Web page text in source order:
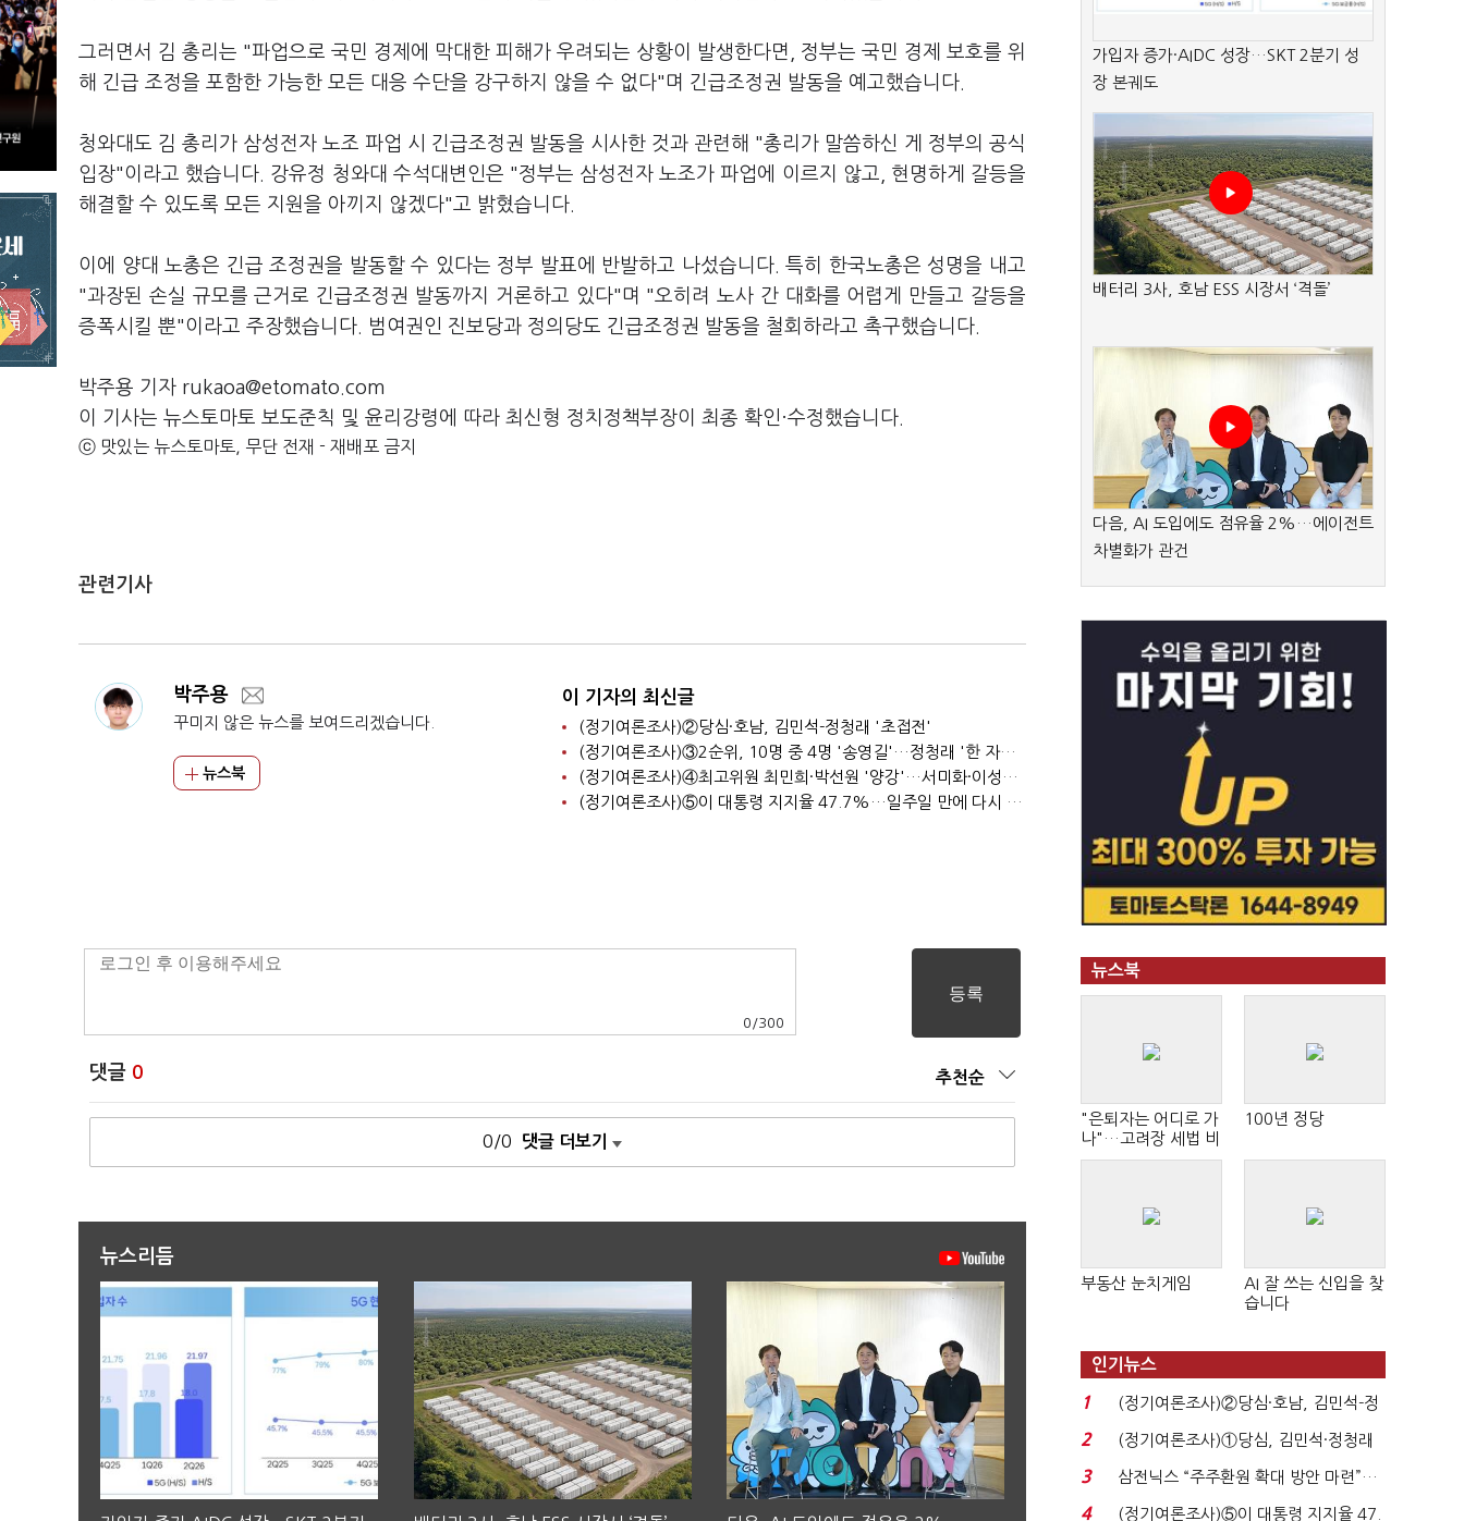
그러면서 김 총리는 "파업으로 국민 경제에 막대한 피해가 우려되는 상황이 발생한다면, 정부는 국민 경제 보호를 위
해 긴급 조정을 포함한 가능한 모든 대응 수단을 강구하지 않을 수 없다"며 긴급조정권 발동을 예고했습니다.
청와대도 김 총리가 삼성전자 노조 파업 시 긴급조정권 발동을 시사한 것과 관련해 "총리가 말씀하신 게 정부의 공식
입장"이라고 했습니다. 강유정 청와대 수석대변인은 "정부는 삼성전자 노조가 파업에 이르지 않고, 현명하게 갈등을
해결할 수 있도록 모든 지원을 아끼지 않겠다"고 밝혔습니다.
이에 양대 노총은 긴급 조정권을 발동할 수 있다는 정부 발표에 반발하고 나섰습니다. 특히 한국노총은 성명을 내고
"과장된 손실 규모를 근거로 긴급조정권 발동까지 거론하고 있다"며 "오히려 노사 간 대화를 어렵게 만들고 갈등을
증폭시킬 뿐"이라고 주장했습니다. 범여권인 진보당과 정의당도 긴급조정권 발동을 철회하라고 촉구했습니다.
박주용 기자 rukaoa@etomato.com
이 기사는 뉴스토마토 보도준칙 및 윤리강령에 따라 최신형 정치정책부장이 최종 확인·수정했습니다.
ⓒ 맛있는 뉴스토마토, 무단 전재 - 재배포 금지
관련기사
박주용
꾸미지 않은 뉴스를 보여드리겠습니다.
뉴스북
이 기자의 최신글
(정기여론조사)②당심·호남, 김민석-정청래 '초접전'
(정기여론조사)③2순위, 10명 중 4명 '송영길'…정청래 '한 자릿수'
(정기여론조사)④최고위원 최민희·박선원 '양강'…서미화·이성윤·임미애 뒤이어
(정기여론조사)⑤이 대통령 지지율 47.7%…일주일 만에 다시 40%대
0 /300
댓글 0 추천순
0/0 댓글 더보기
뉴스리듬
가입자 증가·AIDC 성장…SKT 2분기 성
장 본궤도
배터리 3사, 호남 ESS 시장서 ‘격돌’
다음, AI 도입에도 점유율 2%…에이전트
차별화가 관건
뉴스북
"은퇴자는 어디로 가
나"…고려장 세법 비
판 확산
100년 정당
부동산 눈치게임
AI 잘 쓰는 신입을 찾
습니다
인기뉴스
1
(정기여론조사)②당심·호남, 김민석-정
청래 '초접전'...
2
(정기여론조사)①당심, 김민석·정청래
'초접전'…대통령 ...
3
삼전닉스 “주주환원 확대 방안 마련”…
로이터에 성명...
4
(정기여론조사)⑤이 대통령 지지율 47.